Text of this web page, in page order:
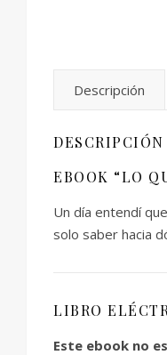
Descripción
DESCRIPCIÓN
EBOOK “LO
Un día entendí
solo saber hacia
LIBRO
Este ebook no